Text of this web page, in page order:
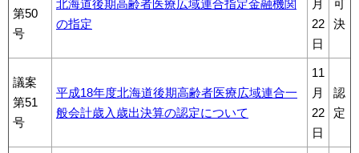
第50
号
北海道後期高齢者医療広域連合指定金融機関
の指定
月
22
日
可
決
議案
第51
号
平成18年度北海道後期高齢者医療広域連合一
般会計歳入歳出決算の認定について
11
月
22
日
認
定